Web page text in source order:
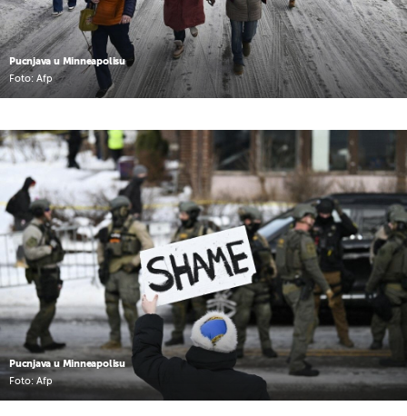
Pucnjava u Minneapolisu
Foto: Afp
Pucnjava u Minneapolisu
Foto: Afp